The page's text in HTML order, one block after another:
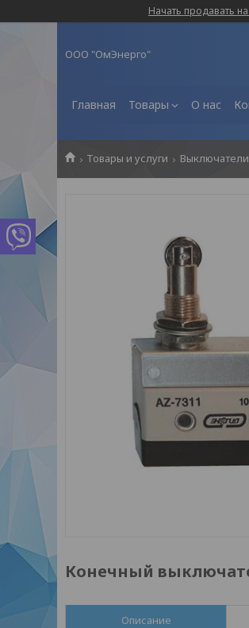
Начать продавать
ООО "ОмЭнерго"
Главная Товары О нас
Товары и услуги
Конечный
Описание